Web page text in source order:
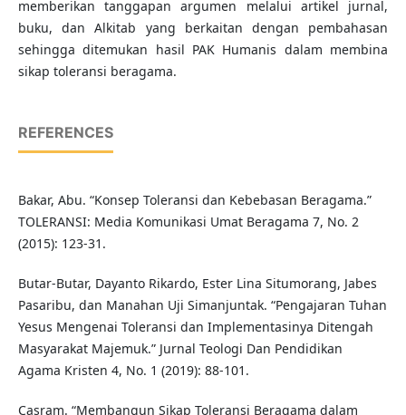
memberikan tanggapan argumen melalui artikel jurnal,
buku, dan Alkitab yang berkaitan dengan pembahasan
sehingga ditemukan hasil PAK Humanis dalam membina
sikap toleransi beragama.
REFERENCES
Bakar, Abu. “Konsep Toleransi dan Kebebasan Beragama.”
TOLERANSI: Media Komunikasi Umat Beragama 7, No. 2
(2015): 123-31.
Butar-Butar, Dayanto Rikardo, Ester Lina Situmorang, Jabes
Pasaribu, dan Manahan Uji Simanjuntak. “Pengajaran Tuhan
Yesus Mengenai Toleransi dan Implementasinya Ditengah
Masyarakat Majemuk.” Jurnal Teologi Dan Pendidikan
Agama Kristen 4, No. 1 (2019): 88-101.
Casram. “Membangun Sikap Toleransi Beragama dalam